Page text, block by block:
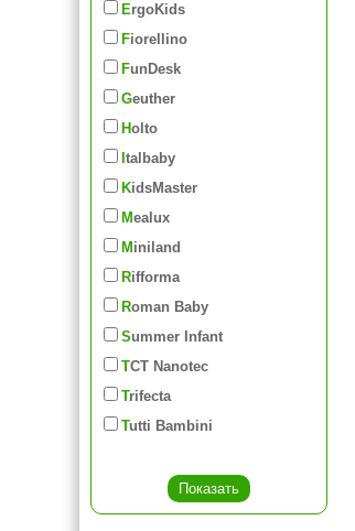
ErgoKids
Fiorellino
FunDesk
Geuther
Holto
Italbaby
KidsMaster
Mealux
Miniland
Rifforma
Roman Baby
Summer Infant
TCT Nanotec
Trifecta
Tutti Bambini